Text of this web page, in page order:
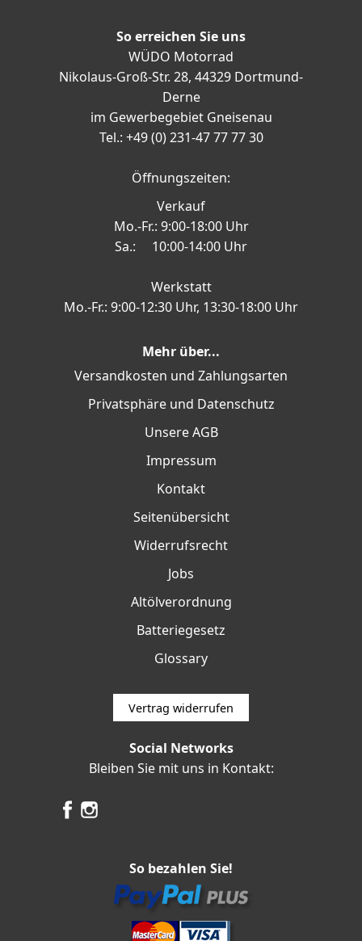
So erreichen Sie uns
WÜDO Motorrad
Nikolaus-Groß-Str. 28, 44329 Dortmund-
Derne
im Gewerbegebiet Gneisenau
Tel.: +49 (0) 231-47 77 77 30
Öffnungszeiten:
Verkauf
Mo.-Fr.: 9:00-18:00 Uhr
Sa.: 10:00-14:00 Uhr
Werkstatt
Mo.-Fr.: 9:00-12:30 Uhr, 13:30-18:00 Uhr
Mehr über...
Versandkosten und Zahlungsarten
Privatsphäre und Datenschutz
Unsere AGB
Impressum
Kontakt
Seitenübersicht
Widerrufsrecht
Jobs
Altölverordnung
Batteriegesetz
Glossary
Vertrag widerrufen
Social Networks
Bleiben Sie mit uns in Kontakt:
So bezahlen Sie!